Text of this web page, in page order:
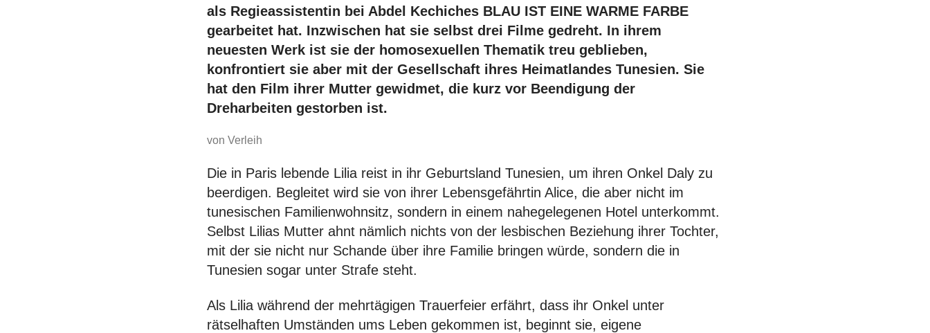
als Regieassistentin bei Abdel Kechiches BLAU IST EINE WARME FARBE
gearbeitet hat. Inzwischen hat sie selbst drei Filme gedreht. In ihrem
neuesten Werk ist sie der homosexuellen Thematik treu geblieben,
konfrontiert sie aber mit der Gesellschaft ihres Heimatlandes Tunesien. Sie
hat den Film ihrer Mutter gewidmet, die kurz vor Beendigung der
Dreharbeiten gestorben ist.
von Verleih
Die in Paris lebende Lilia reist in ihr Geburtsland Tunesien, um ihren Onkel Daly zu
beerdigen. Begleitet wird sie von ihrer Lebensgefährtin Alice, die aber nicht im
tunesischen Familienwohnsitz, sondern in einem nahegelegenen Hotel unterkommt.
Selbst Lilias Mutter ahnt nämlich nichts von der lesbischen Beziehung ihrer Tochter,
mit der sie nicht nur Schande über ihre Familie bringen würde, sondern die in
Tunesien sogar unter Strafe steht.
Als Lilia während der mehrtägigen Trauerfeier erfährt, dass ihr Onkel unter
rätselhaften Umständen ums Leben gekommen ist, beginnt sie, eigene